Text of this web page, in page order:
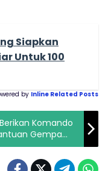
Siapkan
Untuk 100
by Inline Related Posts
Komando
Gempa